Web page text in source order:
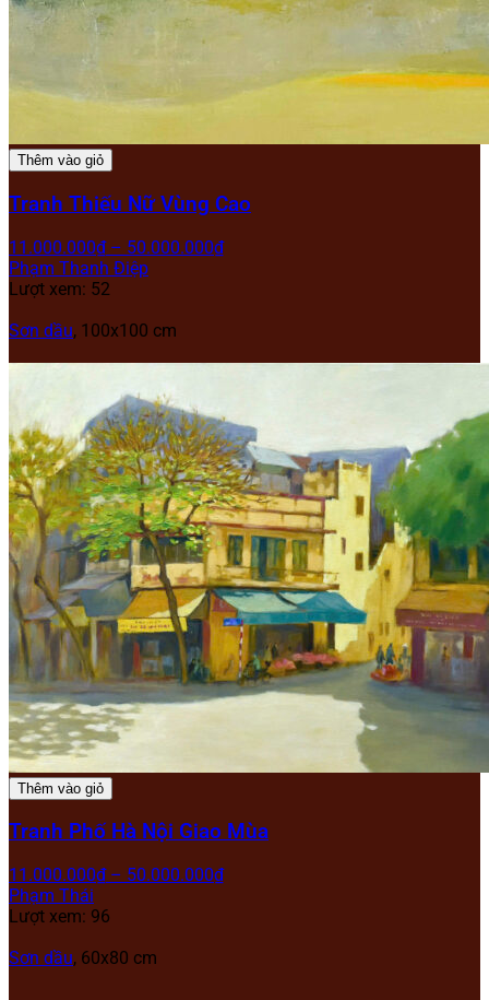
Thêm vào giỏ
Tranh Thiếu Nữ Vùng Cao
11.000.000₫ – 50.000.000₫
Phạm Thanh Điệp
Lượt xem: 52
Sơn dầu, 100x100 cm
Thêm vào giỏ
Tranh Phố Hà Nội Giao Mùa
11.000.000₫ – 50.000.000₫
Phạm Thái
Lượt xem: 96
Sơn dầu, 60x80 cm